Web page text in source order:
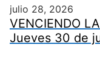
julio 28, 2026
VENCIENDO
Jueves 30 de